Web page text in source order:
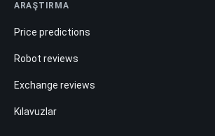
ARAŞTIRMA
Price predictions
Robot reviews
Exchange reviews
Kılavuzlar